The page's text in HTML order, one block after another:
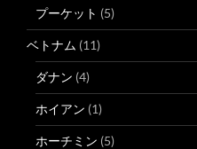
プーケット (5)
ベトナム (11)
ダナン (4)
ホイアン (1)
ホーチミン (5)